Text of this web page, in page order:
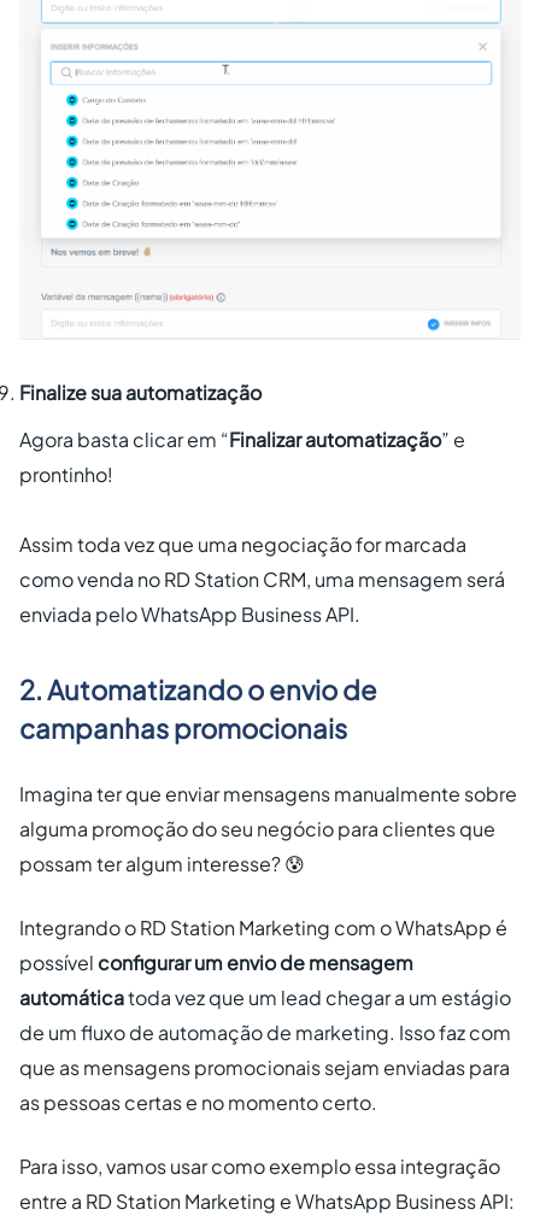
Finalize sua automatização
Agora basta clicar em “Finalizar automatização” e
prontinho!
Assim toda vez que uma negociação for marcada
como venda no RD Station CRM, uma mensagem será
enviada pelo WhatsApp Business API.
2. Automatizando o envio de
campanhas promocionais
Imagina ter que enviar mensagens manualmente sobre
alguma promoção do seu negócio para clientes que
possam ter algum interesse? 😰
Integrando o RD Station Marketing com o WhatsApp é
possível configurar um envio de mensagem
automáticatoda vez que um lead chegar a um estágio
de um fluxo de automação de marketing. Isso faz com
que as mensagens promocionais sejam enviadas para
as pessoas certas e no momento certo.
Para isso, vamos usar como exemplo essa integração
entre a RD Station Marketing e WhatsApp Business API: